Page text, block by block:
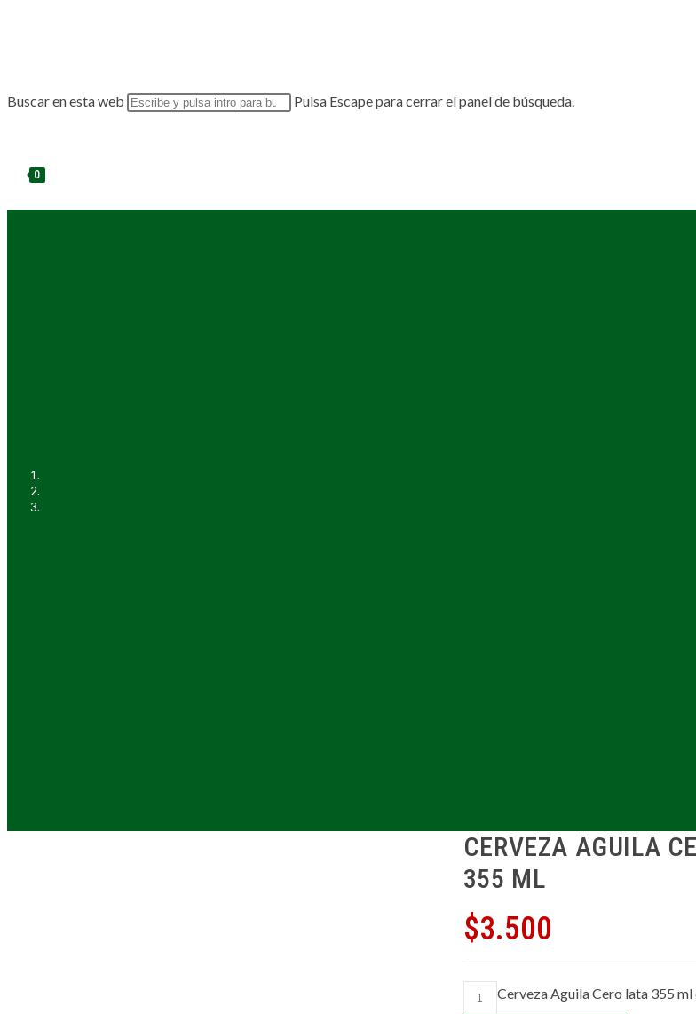
Buscar en esta web Pulsa Escape para cerrar el panel de búsqueda.
0
CERVEZA AGUILA
355 ML
$3.500
Cerveza Aguila Cero lata 355